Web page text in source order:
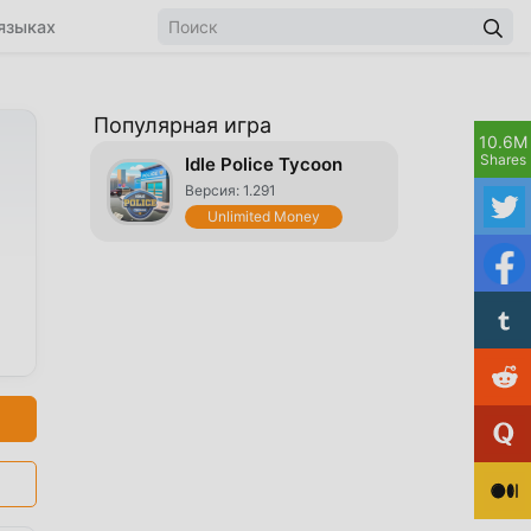
Популярная игра
Idle Police Tycoon
Версия: 1.291
Unlimited Money
10.6M
Shares